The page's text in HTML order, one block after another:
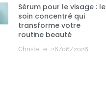
Sérum pour le visage : le
soin concentré qui
transforme votre
routine beauté
Christelle 26/06/2026